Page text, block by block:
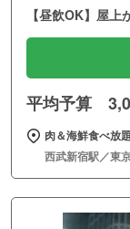
【昼飲OK】屋
平均予算
肉＆海鮮食べ放
西武新宿駅／東